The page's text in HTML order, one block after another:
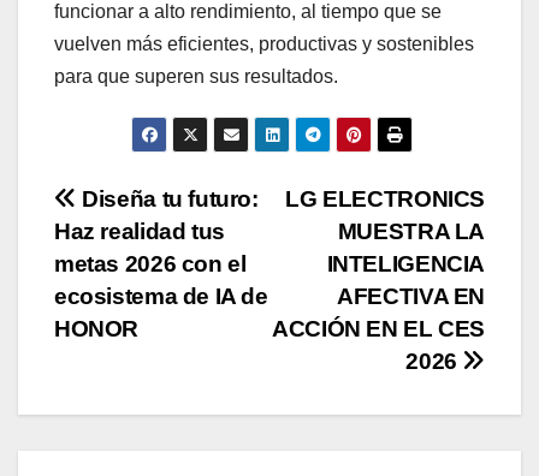
funcionar a alto rendimiento, al tiempo que se
vuelven más eficientes, productivas y sostenibles
para que superen sus resultados.
Navegación
de
entradas
LG ELECTRONICS
MUESTRA LA
INTELIGENCIA
AFECTIVA EN
ACCIÓN EN EL CES
2026
Diseña tu futuro:
Haz realidad tus
metas 2026 con el
ecosistema de IA de
HONOR